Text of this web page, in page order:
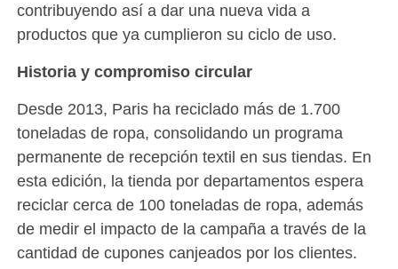
contribuyendo así a dar una nueva vida a
productos que ya cumplieron su ciclo de uso.
Historia y compromiso circular
Desde 2013, Paris ha reciclado más de 1.700
toneladas de ropa, consolidando un programa
permanente de recepción textil en sus tiendas. En
esta edición, la tienda por departamentos espera
reciclar cerca de 100 toneladas de ropa, además
de medir el impacto de la campaña a través de la
cantidad de cupones canjeados por los clientes.